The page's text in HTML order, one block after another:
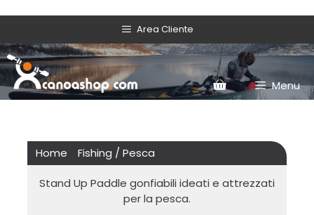
Area Cliente
Menu
Home Fishing / Pesca
Stand Up Paddle gonfiabili ideati e attrezzati
per la pesca.